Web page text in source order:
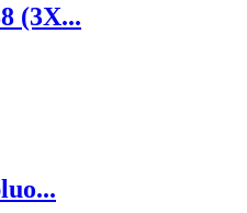
(3X...